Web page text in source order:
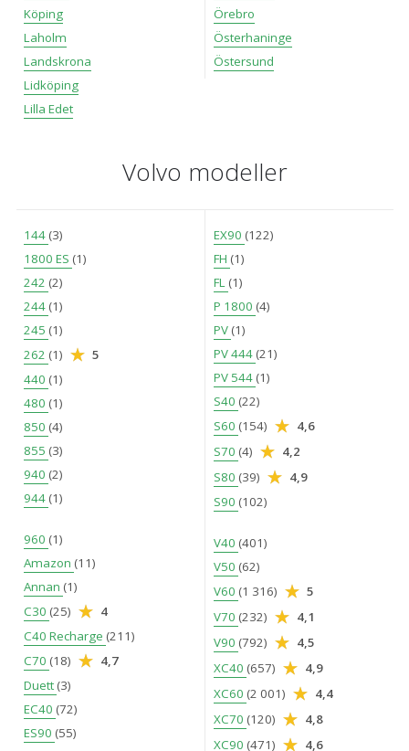
Köping
Laholm
Landskrona
Lidköping
Lilla Edet
Örebro
Österhaninge
Östersund
Volvo modeller
144 (3)
1800 ES (1)
242 (2)
244 (1)
245 (1)
262 (1)
5
440 (1)
480 (1)
850 (4)
855 (3)
940 (2)
944 (1)
960 (1)
Amazon (11)
Annan (1)
C30 (25)
4
C40 Recharge (211)
C70 (18)
4,7
Duett (3)
EC40 (72)
ES90 (55)
EX90 (122)
FH (1)
FL (1)
P 1800 (4)
PV (1)
PV 444 (21)
PV 544 (1)
S40 (22)
S60 (154)
4,6
S70 (4)
4,2
S80 (39)
4,9
S90 (102)
V40 (401)
V50 (62)
V60 (1 316)
5
V70 (232)
4,1
V90 (792)
4,5
XC40 (657)
4,9
XC60 (2 001)
4,4
XC70 (120)
4,8
XC90 (471) 4,6